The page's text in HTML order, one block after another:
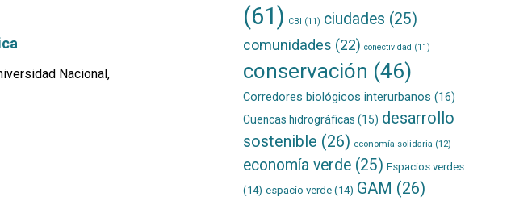
Nacional,
(61) CBI (11) ciudades (25)
comunidades (22) conectividad (11)
conservación (46)
Corredores biológicos interurbanos (16)
Cuencas hidrográficas (15) desarrollo
sostenible (26) economía solidaria (12)
economía verde(25) Espacios verdes
(14) espacio verde(14) GAM (26)